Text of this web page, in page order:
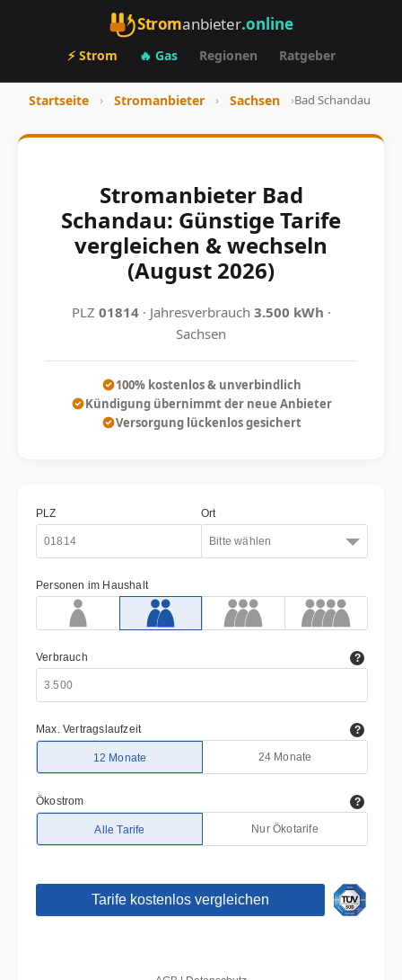
Stromanbieter.online
⚡ Strom 🔥 Gas Regionen Ratgeber
Startseite › Stromanbieter › Sachsen ›Bad Schandau
Stromanbieter Bad
Schandau: Günstige Tarife
vergleichen & wechseln
(August 2026)
PLZ 01814· Jahresverbrauch 3.500 kWh ·
Sachsen
100% kostenlos & unverbindlich
Kündigung übernimmt der neue Anbieter
Versorgung lückenlos gesichert